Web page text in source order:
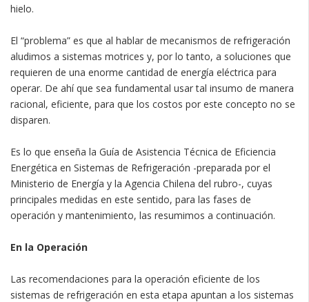
hielo.
El “problema” es que al hablar de mecanismos de refrigeración
aludimos a sistemas motrices y, por lo tanto, a soluciones que
requieren de una enorme cantidad de energía eléctrica para
operar. De ahí que sea fundamental usar tal insumo de manera
racional, eficiente, para que los costos por este concepto no se
disparen.
Es lo que enseña la Guía de Asistencia Técnica de Eficiencia
Energética en Sistemas de Refrigeración -preparada por el
Ministerio de Energía y la Agencia Chilena del rubro-, cuyas
principales medidas en este sentido, para las fases de
operación y mantenimiento, las resumimos a continuación.
En la Operación
Las recomendaciones para la operación eficiente de los
sistemas de refrigeración en esta etapa apuntan a los sistemas